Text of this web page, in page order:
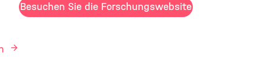
Besuchen Sie die Forschungswebsite